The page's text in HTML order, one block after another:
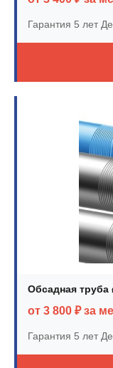
Гарантия 5 лет
Обсадная труба
от 3 800 ₽ за
Гарантия 5 лет